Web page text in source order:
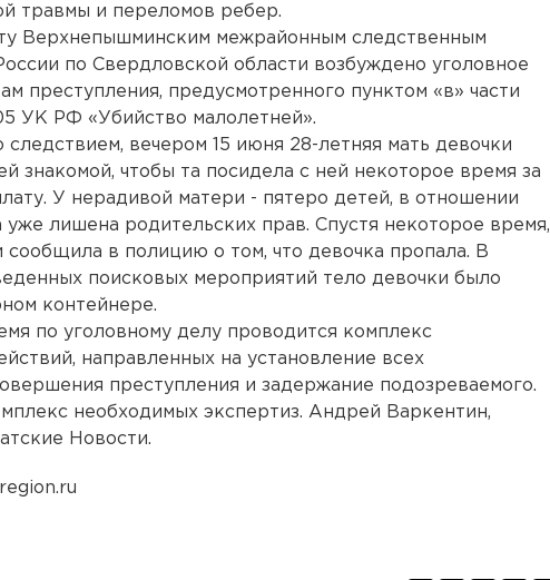
травмы и переломов ребер.
Верхнепышминским межрайонным следственным
по Свердловской области возбуждено уголовное
преступления, предусмотренного пунктом «в» части
УК РФ «Убийство малолетней».
следствием, вечером 15 июня 28-летняя мать девочки
знакомой, чтобы та посидела с ней некоторое время за
У нерадивой матери - пятеро детей, в отношении
уже лишена родительских прав. Спустя некоторое время,
сообщила в полицию о том, что девочка пропала. В
поисковых мероприятий тело девочки было
контейнере.
по уголовному делу проводится комплекс
направленных на установление всех
преступления и задержание подозреваемого.
необходимых экспертиз. Андрей Варкентин,
Новости.